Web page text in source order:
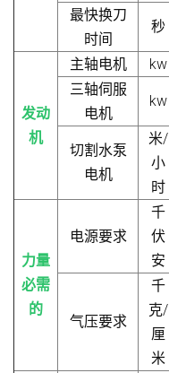
最快换刀
时间
秒
发动
机
主轴电机 kw
三轴伺服
电机
kw
切割水泵
电机
米/
小
时
力量
必需
的
电源要求
千
伏
安
气压要求
千
克/
厘
米